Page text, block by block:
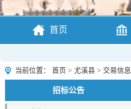
首页
当前位置： 首页 > 尤溪县 > 交易信息
招标公告